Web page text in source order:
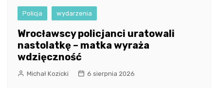
Policja wydarzenia
Wrocławscy policjanci uratowali
nastolatkę – matka wyraża
wdzięczność
Michał Kozicki 6 sierpnia 2026